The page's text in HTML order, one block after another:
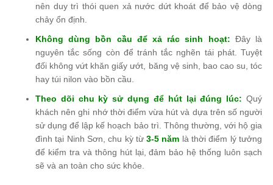
nên duy trì thói quen xả nước dứt khoát để bảo vệ dòng
chảy ổn định.
Không dùng bồn cầu để xả rác sinh hoạt: Đây là
nguyên tắc sống còn để tránh tắc nghẽn tái phát. Tuyệt
đối không vứt khăn giấy ướt, băng vệ sinh, bao cao su, tóc
hay túi nilon vào bồn cầu.
Theo dõi chu kỳ sử dụng để hút lại đúng lúc: Quý
khách nên ghi nhớ thời điểm vừa hút và dựa trên số người
sử dụng để lập kế hoạch bảo trì. Thông thường, với hộ gia
đình tại Ninh Sơn, chu kỳ từ3-5 năm là thời điểm lý tưởng
để kiểm tra và thông hút lại, đảm bảo hệ thống luôn sạch
sẽ và an toàn cho sức khỏe.